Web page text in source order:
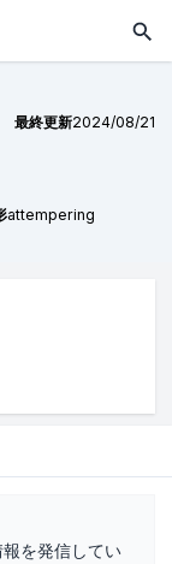
最終更新2024/08/21
attempering
を発信してい